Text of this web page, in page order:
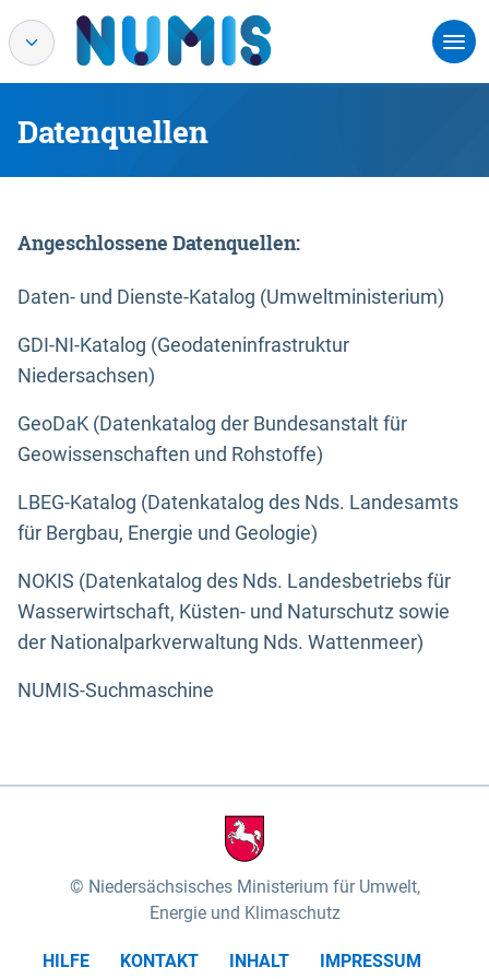
Datenquellen
Angeschlossene Datenquellen:
Daten- und Dienste-Katalog (Umweltministerium)
GDI-NI-Katalog (Geodateninfrastruktur
Niedersachsen)
GeoDaK (Datenkatalog der Bundesanstalt für
Geowissenschaften und Rohstoffe)
LBEG-Katalog (Datenkatalog des Nds. Landesamts
für Bergbau, Energie und Geologie)
NOKIS (Datenkatalog des Nds. Landesbetriebs für
Wasserwirtschaft, Küsten- und Naturschutz sowie
der Nationalparkverwaltung Nds. Wattenmeer)
NUMIS-Suchmaschine
Niedersächsisches Ministerium für Umwelt,
Energie und Klimaschutz
HILFE KONTAKT INHALT
IMPRESSUM